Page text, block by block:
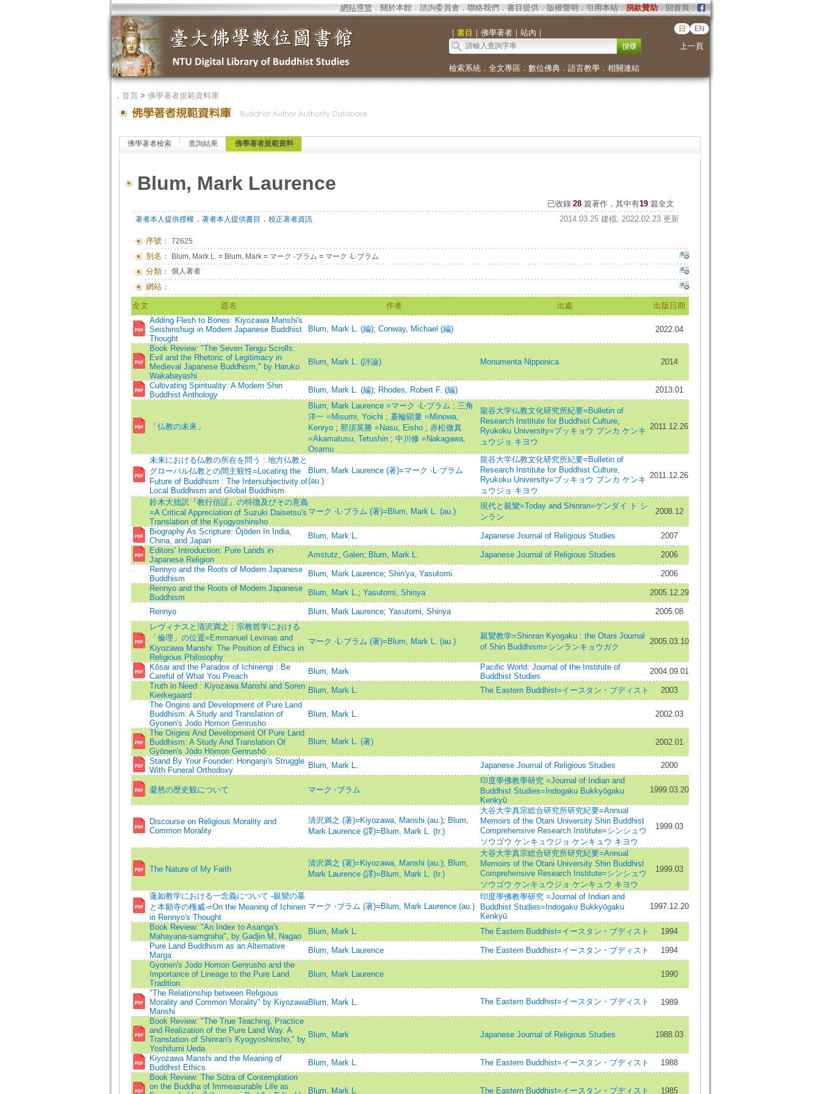
網站導覽 ． 關於本館． 諮詢委員會． 聯絡我們 ． 書目提供． 版權聲明 ． 引用本站． 捐款贊助．回首頁．
｜ 書目 ｜ 佛學著者｜ 站內 ｜ 日 EN
上一頁
檢索系統． 全文專區 ． 數位佛典． 語言教學． 相關連結
． 首頁> 佛學著者規範資料庫
佛學著者檢索 查詢結果 佛學著者規範資料
Blum, Mark Laurence
已收錄 28 篇著作，其中有19篇全文
著者本人提供授權． 著者本人提供書目 ． 校正著者資訊 2014.03.25 建檔, 2022.02.23 更新
序號： 72625
別名： Blum, Mark L. =Blum, Mark =マーク ‧ブラム =マーク ‧L‧ブラム
分類： 個人著者
網站：
全文 題名 作者 出處
出版日期
Adding Flesh to Bones: Kiyozawa Manshi's
Seishinshugi in Modern Japanese Buddhist
Thought
Blum, Mark L. (編); Conway, Michael (編) 2022.04
Book Review: "The Seven Tengu Scrolls:
Evil and the Rhetoric of Legitimacy in
Medieval Japanese Buddhism," by Haruko
Wakabayashi
Blum, Mark L. (評論) Monumenta Nipponica 2014
Cultivating Spirituality: A Modern Shin
Buddhist Anthology
Blum, Mark L. (編); Rhodes, Robert F. (編) 2013.01
「仏教の未来」
Blum, Mark Laurence =マーク ‧L‧ブラム ; 三角
洋一 =Misumi, Yoichi ; 蓑輪顕量 =Minowa,
Kenryo ; 那須英勝 =Nasu, Eisho ; 赤松徹真
=Akamatusu, Tetushin ; 中川修 =Nakagawa,
Osamu
龍谷大学仏教文化研究所紀要=Bulletin of
Research Institute for Buddhist Culture,
Ryukoku University=ブッキョウ ブンカ ケンキ
ュウジョ キヨウ
2011.12.26
未来における仏教の所在を問う : 地方仏教と
グローバル仏教との間主観性=Locating the
Future of Buddhism : The Intersubjectivity of
Local Buddhism and Global Buddhism
Blum, Mark Laurence (著)=マーク ‧L‧ブラム
(au.)
龍谷大学仏教文化研究所紀要=Bulletin of
Research Institute for Buddhist Culture,
Ryukoku University=ブッキョウ ブンカ ケンキ
ュウジョ キヨウ
2011.12.26
鈴木大拙訳『教行信証』の特徴及びその意義
=A Critical Appreciation of Suzuki Daisetsu's
Translation of the Kyogyoshinsho
マーク ‧L‧ブラム (著)=Blum, Mark L. (au.)
現代と親鸞=Today and Shinran=ゲンダイ ト シ
ンラン
2008.12
Biography As Scripture: Ōjōden In India,
China, and Japan
Blum, Mark L. Japanese Journal of Religious Studies
2007
Editors' Introduction: Pure Lands in
Japanese Religion
Amstutz, Galen; Blum, Mark L. Japanese Journal of Religious Studies
2006
Rennyo and the Roots of Modern Japanese
Buddhism
Blum, Mark Laurence; Shin'ya, Yasutomi
2006
Rennyo and the Roots of Modern Japanese
Buddhism
Blum, Mark L.; Yasutomi, Shinya 2005.12.29
Rennyo Blum, Mark Laurence; Yasutomi, Shinya
2005.08
レヴィナスと清沢満之：宗教哲学における
「倫理」の位置=Emmanuel Levinas and
Kiyozawa Manshi: The Position of Ethics in
Religious Philosophy
マーク ‧L‧ブラム (著)=Blum, Mark L. (au.)
親鸞教学=Shinran Kyogaku : the Otani Journal
of Shin Buddhism=シンランキョウガク
2005.03.10
Kōsai and the Paradox of Ichinengi : Be
Careful of What You Preach
Blum, Mark
Pacific World: Journal of the Institute of
Buddhist Studies
2004.09.01
Truth in Need : Kiyozawa Manshi and Soren
Kierkegaard
Blum, Mark L. The Eastern Buddhist=イースタン・ブディスト
2003
The Origins and Development of Pure Land
Buddhism: A Study and Translation of
Gyonen's Jodo Homon Genrusho
Blum, Mark L. 2002.03
The Origins And Development Of Pure Land
Buddhism: A Study And Translation Of
Gyōnen's Jōdo Hōmon Genrushō
Blum, Mark L. (著) 2002.01
Stand By Your Founder: Honganji's Struggle
With Funeral Orthodoxy
Blum, Mark L. Japanese Journal of Religious Studies 2000
凝然の歴史観について マーク ‧ブラム
印度學佛教學研究 =Journal of Indian and
Buddhist Studies=Indogaku Bukkyōgaku
Kenkyū
1999.03.20
Discourse on Religious Morality and
Common Morality
清沢満之 (著)=Kiyozawa, Manshi (au.); Blum,
Mark Laurence (譯)=Blum, Mark L. (tr.)
大谷大学真宗総合研究所研究紀要=Annual
Memoirs of the Otani University Shin Buddhist
Comprehensive Research Institute=シンシュウ
ソウゴウ ケンキュウジョ ケンキュウ キヨウ
1999.03
The Nature of My Faith
清沢満之 (著)=Kiyozawa, Manshi (au.); Blum,
Mark Laurence (譯)=Blum, Mark L. (tr.)
大谷大学真宗総合研究所研究紀要=Annual
Memoirs of the Otani University Shin Buddhist
Comprehensive Research Institute=シンシュウ
ソウゴウ ケンキュウジョ ケンキュウ キヨウ
1999.03
蓮如教学における一念義について -親鸞の墓
と本願寺の権威-=On the Meaning of Ichinen
in Rennyo's Thought
マーク ‧ブラム (著)=Blum, Mark Laurence (au.)
印度學佛教學研究 =Journal of Indian and
Buddhist Studies=Indogaku Bukkyōgaku
Kenkyū
1997.12.20
Book Review: "An Index to Asanga's
Mahayana-samgraha", by Gadjin M. Nagao
Blum, Mark L. The Eastern Buddhist=イースタン・ブディスト
1994
Pure Land Buddhism as an Alternative
Marga
Blum, Mark Laurence The Eastern Buddhist=イースタン・ブディスト
1994
Gyonen's Jodo Homon Genrusho and the
Importance of Lineage to the Pure Land
Tradition
Blum, Mark Laurence 1990
"The Relationship between Religious
Morality and Common Morality" by Kiyozawa
Manshi
Blum, Mark L. The Eastern Buddhist=イースタン・ブディスト 1989
Book Review: "The True Teaching, Practice
and Realization of the Pure Land Way. A
Translation of Shinran's Kyogyoshinsho," by
Yoshifumi Ueda
Blum, Mark Japanese Journal of Religious Studies 1988.03
Kiyozawa Manshi and the Meaning of
Buddhist Ethics
Blum, Mark L. The Eastern Buddhist=イースタン・ブディスト
1988
Book Review: The Sūtra of Contemplation
on the Buddha of Immeasurable Life as
Blum, Mark L. The Eastern Buddhist=イースタン・ブディスト 1985